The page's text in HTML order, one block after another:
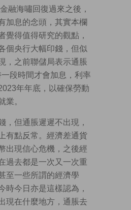
融海嘯回復過來之後，
加息的念頭，其實本欄
覺得值得研究的觀點，
個央行大幅印錢，但似
，之前聯儲局表示通脹
段時間才會加息，利率
年年底，以確保勞動
業。
，但通脹遲遲不出現，
有點反常。經濟差通貨
出現信心危機，之後經
過去都是一次又一次重
至一些所謂的經濟學
時今日亦是這樣認為，
現在什麼地方，通脹去